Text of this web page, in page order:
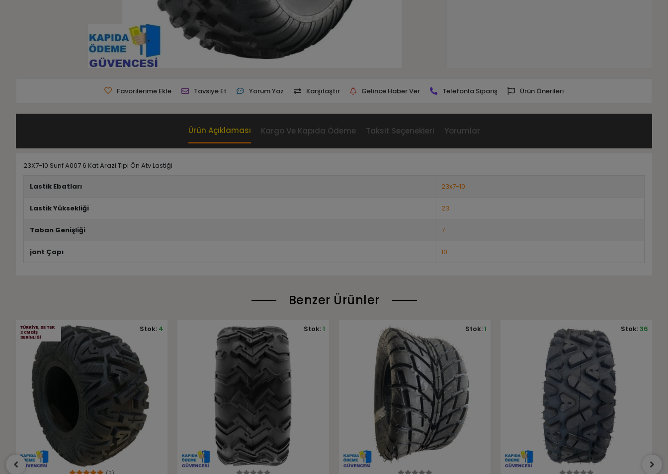
Favorilerime Ekle Tavsiye Et Yorum Yaz Karşılaştır Gelince Haber Ver Telefonla Sipariş Ürün Önerileri
Ürün Açıklaması Kargo Ve Kapıda Ödeme Taksit Seçenekleri Yorumlar
23X7-10 Sunf A007 6 Kat Arazi Tipi Ön Atv Lastiği
Lastik Ebatları 23x7-10
Lastik Yüksekliği 23
Taban Genişliği 7
jant Çapı 10
Benzer Ürünler
Stok:1 Stok:1 Stok:36 Stok:1